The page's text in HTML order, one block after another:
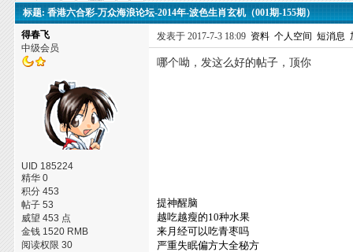
标题: 香港六合彩-万众海浪论坛-2014年-波色生肖玄机（001期-155期）
得春飞
中级会员
UID 185224
精华 0
积分 453
帖子 53
威望 453 点
金钱 1520 RMB
阅读权限 30
发表于 2017-7-3 18:09 资料 个人空间 短消息
哪个呦，发这么好的帖子，顶你
提神醒脑
越吃越瘦的10种水果
来月经可以吃青枣吗
严重失眠偏方大全秘方